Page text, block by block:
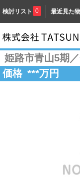
検討リスト 0 最近見た
姫路市青山5期
価格 ***万円